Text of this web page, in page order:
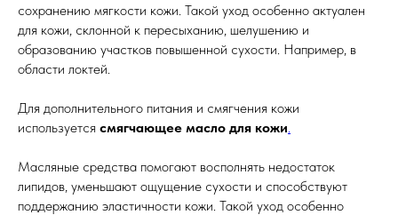
сохранению мягкости кожи. Такой уход особенно актуален
для кожи, склонной к пересыханию, шелушению и
образованию участков повышенной сухости. Например, в
области локтей.
Для дополнительного питания и смягчения кожи
используется смягчающее масло для кожи
Масляные средства помогают восполнять недостаток
липидов, уменьшают ощущение сухости и способствуют
поддержанию эластичности кожи. Такой уход особенно